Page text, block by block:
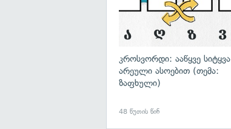
კროსვორდი: ააწყვე სიტყვა
არეული ასოებით (თემა:
ზაფხული)
48 წუთის წინ